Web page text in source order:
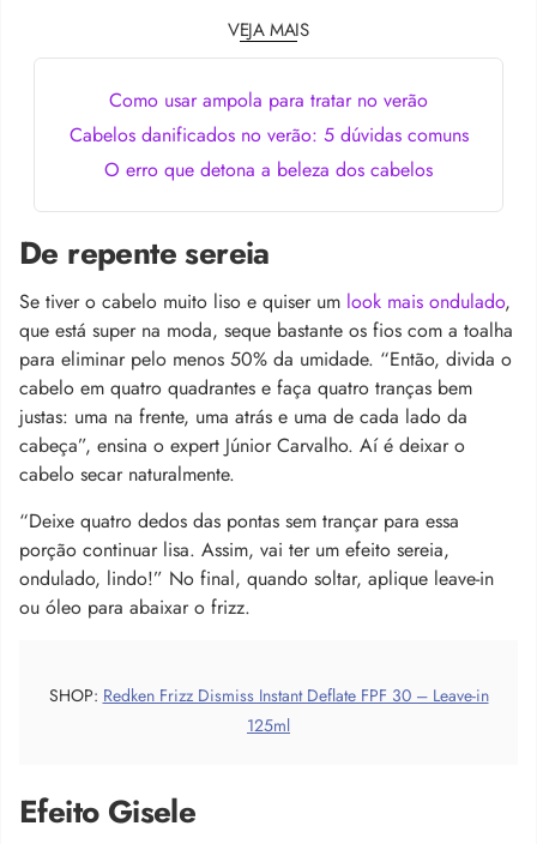
VEJA MAIS
Como usar ampola para tratar no verão
Cabelos danificados no verão: 5 dúvidas comuns
O erro que detona a beleza dos cabelos
De repente sereia
Se tiver o cabelo muito liso e quiser um look mais ondulado,
que está super na moda, seque bastante os fios com a toalha
para eliminar pelo menos 50% da umidade. “Então, divida o
cabelo em quatro quadrantes e faça quatro tranças bem
justas: uma na frente, uma atrás e uma de cada lado da
cabeça”, ensina o expert Júnior Carvalho. Aí é deixar o
cabelo secar naturalmente.
“Deixe quatro dedos das pontas sem trançar para essa
porção continuar lisa. Assim, vai ter um efeito sereia,
ondulado, lindo!” No final, quando soltar, aplique leave-in
ou óleo para abaixar o frizz.
SHOP: Redken Frizz Dismiss Instant Deflate FPF 30 – Leave-in
125ml
Efeito Gisele